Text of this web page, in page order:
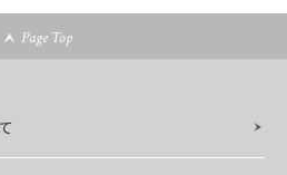
Page Top